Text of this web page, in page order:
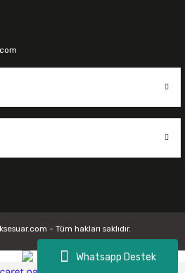
Whatsapp Destek
- Tüm hakları saklıdır.